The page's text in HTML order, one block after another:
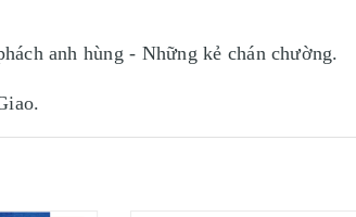
anh hùng - Những kẻ chán chường.